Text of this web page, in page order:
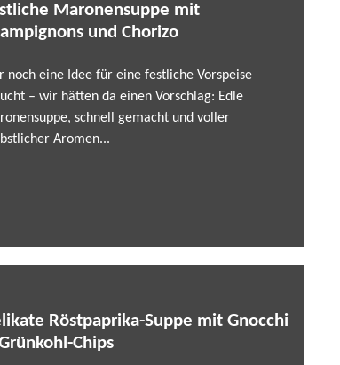
Maronensuppe mit
und Chorizo
noch eine Idee für eine festliche Vorspeise
– wir hätten da einen Vorschlag: Edle
schnell gemacht und voller
Aromen...
Röstpaprika-Suppe mit Gnocchi
Chips